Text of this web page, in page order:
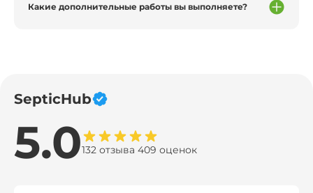
Какие дополнительные работы вы выполняете?
SepticHub
5.0132 отзыва 409 оценок